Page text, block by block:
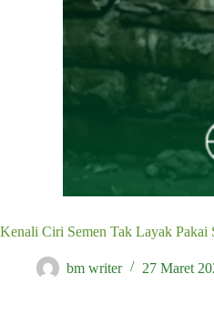
Kenali Ciri Semen Tak Layak Pakai
bm writer 27 Maret